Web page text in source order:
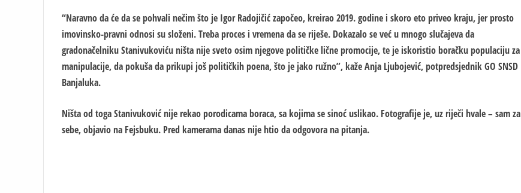
“Naravno da će da se pohvali nečim što je Igor Radojičić započeo, kreirao 2019. godine i skoro eto priveo kraju, jer prosto
imovinsko-pravni odnosi su složeni. Treba proces i vremena da se riješe. Dokazalo se već u mnogo slučajeva da
gradonačelniku Stanivukoviću ništa nije sveto osim njegove političke lične promocije, te je iskoristio boračku populaciju za
manipulacije, da pokuša da prikupi još političkih poena, što je jako ružno”, kaže Anja Ljubojević, potpredsjednik GO SNSD
Banjaluka.
Ništa od toga Stanivuković nije rekao porodicama boraca, sa kojima se sinoć uslikao. Fotografije je, uz riječi hvale – sam za
sebe, objavio na Fejsbuku. Pred kamerama danas nije htio da odgovora na pitanja.